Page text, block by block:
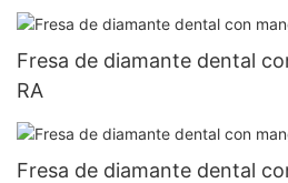
Fresa de diamante dental
RA
Fresa de diamante dental